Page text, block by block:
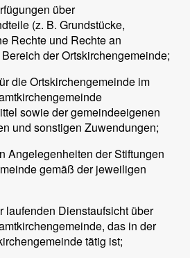
über
(z. B. Grundstücke,
Rechte und Rechte an
der Ortskirchengemeinde;
die Ortskirchengemeinde im
sowie der gemeindeeigenen
und sonstigen Zuwendungen;
Angelegenheiten der Stiftungen
gemäß der jeweiligen
laufenden Dienstaufsicht über
das in der
tätig ist;